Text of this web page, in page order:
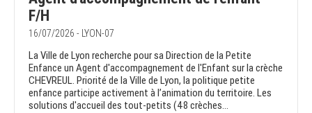
F/H
16/07/2026 - LYON-07
La Ville de Lyon recherche pour sa Direction de la Petite
Enfance un Agent d'accompagnement de l'Enfant sur la crèche
CHEVREUL. Priorité de la Ville de Lyon, la politique petite
enfance participe activement à l’animation du territoire. Les
solutions d'accueil des tout-petits (48 crèches...